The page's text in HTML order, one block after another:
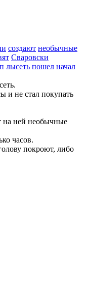
создают необычные
Сваровски
лысеть пошел начал
и не стал покупать
на ней необычные
часов.
покроют, либо